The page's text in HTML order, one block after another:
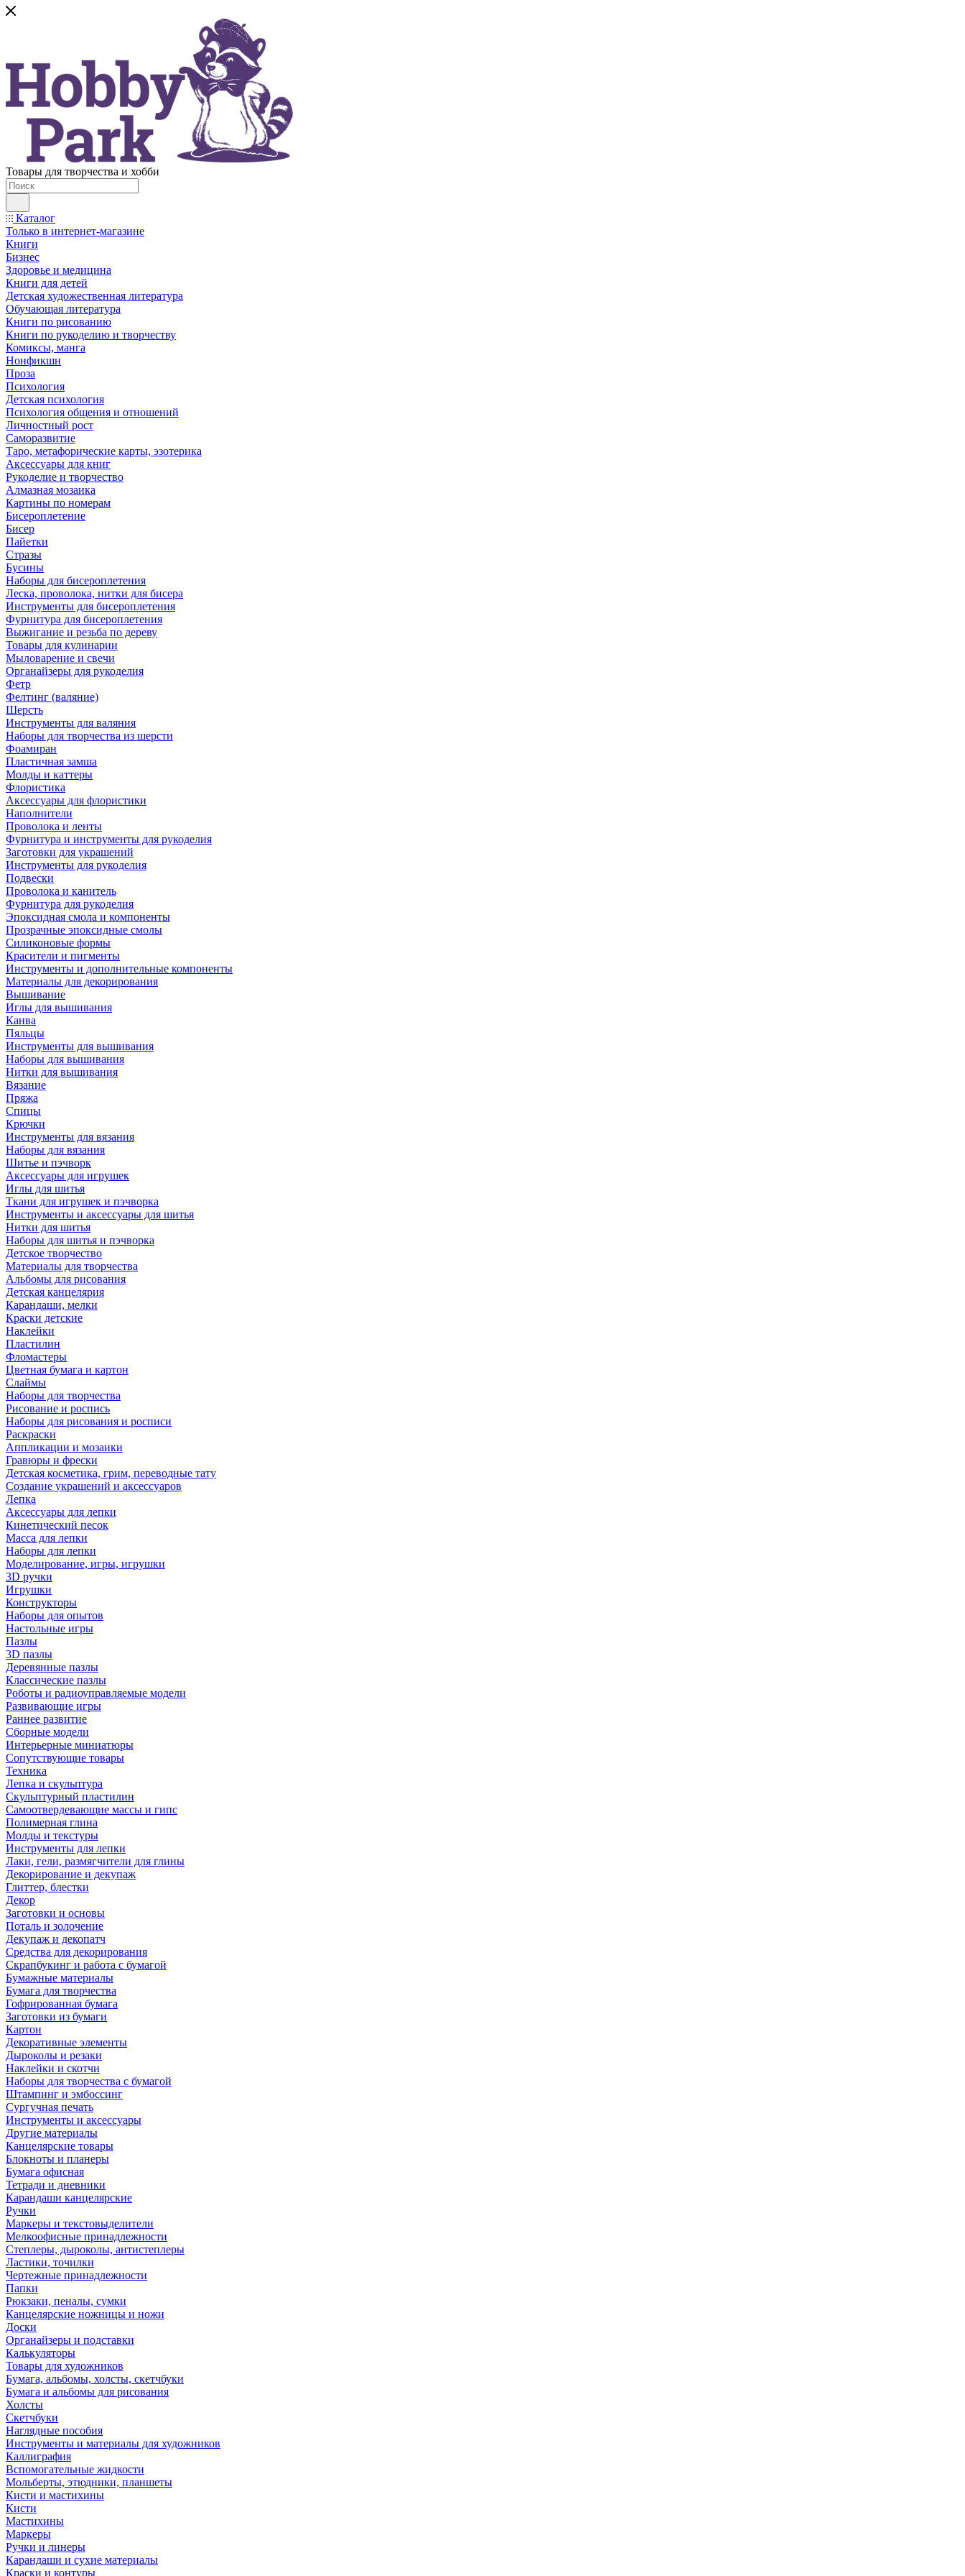
Товары для творчества и хобби
Каталог
Только в интернет-магазине
Книги
Бизнес
Здоровье и медицина
Книги для детей
Детская художественная литература
Обучающая литература
Книги по рисованию
Книги по рукоделию и творчеству
Комиксы, манга
Нонфикшн
Проза
Психология
Детская психология
Психология общения и отношений
Личностный рост
Саморазвитие
Таро, метафорические карты, эзотерика
Аксессуары для книг
Рукоделие и творчество
Алмазная мозаика
Картины по номерам
Бисероплетение
Бисер
Пайетки
Стразы
Бусины
Наборы для бисероплетения
Леска, проволока, нитки для бисера
Инструменты для бисероплетения
Фурнитура для бисероплетения
Выжигание и резьба по дереву
Товары для кулинарии
Мыловарение и свечи
Органайзеры для рукоделия
Фетр
Фелтинг (валяние)
Шерсть
Инструменты для валяния
Наборы для творчества из шерсти
Фоамиран
Пластичная замша
Молды и каттеры
Флористика
Аксессуары для флористики
Наполнители
Проволока и ленты
Фурнитура и инструменты для рукоделия
Заготовки для украшений
Инструменты для рукоделия
Подвески
Проволока и канитель
Фурнитура для рукоделия
Эпоксидная смола и компоненты
Прозрачные эпоксидные смолы
Силиконовые формы
Красители и пигменты
Инструменты и дополнительные компоненты
Материалы для декорирования
Вышивание
Иглы для вышивания
Канва
Пяльцы
Инструменты для вышивания
Наборы для вышивания
Нитки для вышивания
Вязание
Пряжа
Спицы
Крючки
Инструменты для вязания
Наборы для вязания
Шитье и пэчворк
Аксессуары для игрушек
Иглы для шитья
Ткани для игрушек и пэчворка
Инструменты и аксессуары для шитья
Нитки для шитья
Наборы для шитья и пэчворка
Детское творчество
Материалы для творчества
Альбомы для рисования
Детская канцелярия
Карандаши, мелки
Краски детские
Наклейки
Пластилин
Фломастеры
Цветная бумага и картон
Слаймы
Наборы для творчества
Рисование и роспись
Наборы для рисования и росписи
Раскраски
Аппликации и мозаики
Гравюры и фрески
Детская косметика, грим, переводные тату
Создание украшений и аксессуаров
Лепка
Аксессуары для лепки
Кинетический песок
Масса для лепки
Наборы для лепки
Моделирование, игры, игрушки
3D ручки
Игрушки
Конструкторы
Наборы для опытов
Настольные игры
Пазлы
3D пазлы
Деревянные пазлы
Классические пазлы
Роботы и радиоуправляемые модели
Развивающие игры
Раннее развитие
Сборные модели
Интерьерные миниатюры
Сопутствующие товары
Техника
Лепка и скульптура
Скульптурный пластилин
Самоотвердевающие массы и гипс
Полимерная глина
Молды и текстуры
Инструменты для лепки
Лаки, гели, размягчители для глины
Декорирование и декупаж
Глиттер, блестки
Декор
Заготовки и основы
Поталь и золочение
Декупаж и декопатч
Средства для декорирования
Скрапбукинг и работа с бумагой
Бумажные материалы
Бумага для творчества
Гофрированная бумага
Заготовки из бумаги
Картон
Декоративные элементы
Дыроколы и резаки
Наклейки и скотчи
Наборы для творчества с бумагой
Штампинг и эмбоссинг
Сургучная печать
Инструменты и аксессуары
Другие материалы
Канцелярские товары
Блокноты и планеры
Бумага офисная
Тетради и дневники
Карандаши канцелярские
Ручки
Маркеры и текстовыделители
Мелкоофисные принадлежности
Степлеры, дыроколы, антистеплеры
Ластики, точилки
Чертежные принадлежности
Папки
Рюкзаки, пеналы, сумки
Канцелярские ножницы и ножи
Доски
Органайзеры и подставки
Калькуляторы
Товары для художников
Бумага, альбомы, холсты, скетчбуки
Бумага и альбомы для рисования
Холсты
Скетчбуки
Наглядные пособия
Инструменты и материалы для художников
Каллиграфия
Вспомогательные жидкости
Мольберты, этюдники, планшеты
Кисти и мастихины
Кисти
Мастихины
Маркеры
Ручки и линеры
Карандаши и сухие материалы
Краски и контуры